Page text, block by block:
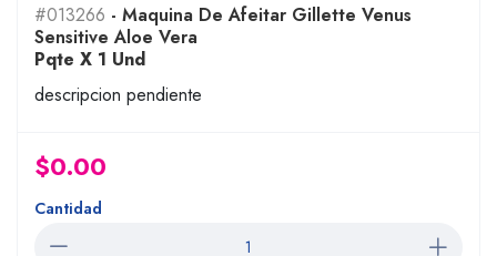
#013266 - Maquina De Afeitar Gillette Venus
Sensitive Aloe Vera
Pqte X 1 Und
descripcion pendiente
$0.00
Cantidad